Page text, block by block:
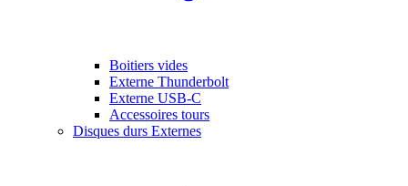
Boitiers vides
Externe Thunderbolt
Externe USB-C
Accessoires tours
Disques durs Externes